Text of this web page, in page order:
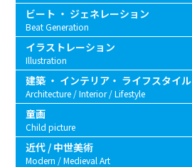
ビート ・ ジェネレーション
Beat Generation
イラストレーション
Illustration
建築 ・ インテリア・ ライフスタイル
Architecture / Interior / Lifestyle
童画
Child picture
近代 / 中世美術
Modern / Medieval Art